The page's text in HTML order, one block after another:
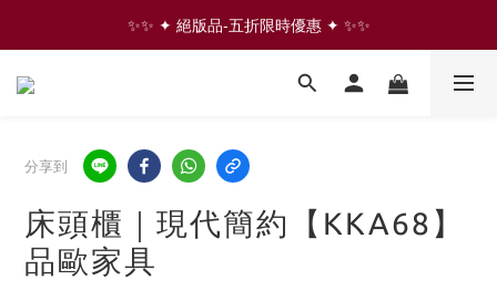
✨✨ ✦ 絕版品-五折限時優惠 ✦ ✨✨
✨✨ ✦ 絕版品-五折限時優惠 ✦ ✨✨
⇩ 往下滑 看更多家具商品  ⇩
分享到
床頭櫃｜現代簡約【KKA68】
品歐家具